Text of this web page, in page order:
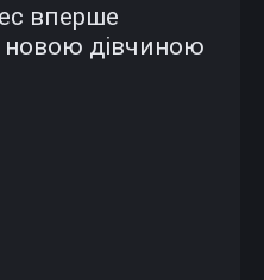
вперше
новою дівчиною